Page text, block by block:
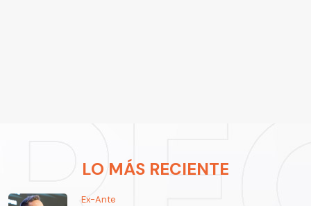
LO MÁS RECIENTE
Ex-Ante